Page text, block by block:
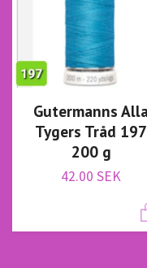
Gutermanns Alla
Tygers Tråd 197
200 g
42.00 SEK